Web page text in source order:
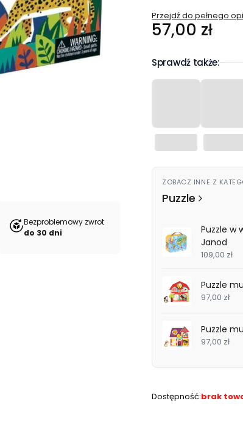
Bezproblemowy zwrot
do 30 dni
Przejdź do pełnego
Cena
57,00 zł
Sprawdź także:
ZOBACZ INNE Z
Puzzle
Puzzle w
Janod
109,00 zł
Puzzle
97,00 zł
Puzzle
97,00 zł
Dostępność:brak